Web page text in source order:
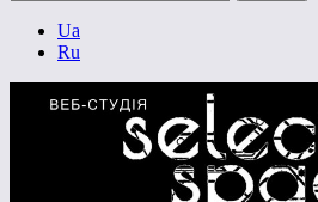
Ua
Ru